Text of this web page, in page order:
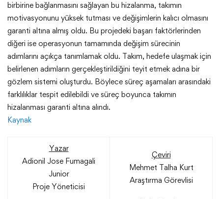
birbirine bağlanmasını sağlayan bu hizalanma, takımın
motivasyonunu yüksek tutması ve değişimlerin kalıcı olmasını
garanti altına almış oldu. Bu projedeki başarı faktörlerinden
diğeri ise operasyonun tamamında değişim sürecinin
adımlarını açıkça tanımlamak oldu. Takım, hedefe ulaşmak için
belirlenen adımların gerçekleştirildiğini teyit etmek adına bir
gözlem sistemi oluşturdu. Böylece süreç aşamaları arasındaki
farklılıklar tespit edilebildi ve süreç boyunca takımın
hizalanması garanti altına alındı.
Kaynak
Yazar
Adionil Jose Fumagali
Junior
Proje Yöneticisi
Çeviri
Mehmet Talha Kurt
Araştırma Görevlisi